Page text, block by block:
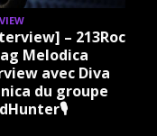
– 213Rock
Melodica
avec Diva
du groupe